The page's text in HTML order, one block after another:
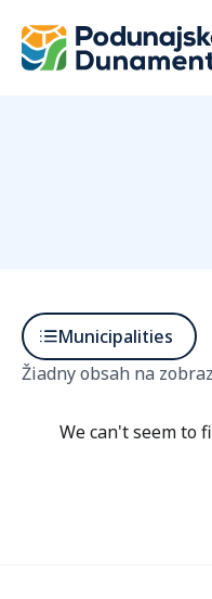
Municipalities
Žiadny obsah na
We can't seem to